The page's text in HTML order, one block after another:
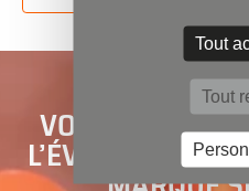
VOUS AVEZ
L’ÉVOLUTION
Tout
Tout